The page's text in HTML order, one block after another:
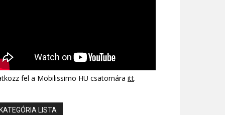
fel a Mobilissimo HU csatornára itt.
LISTA